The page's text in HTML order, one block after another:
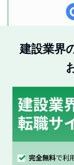
建設業界